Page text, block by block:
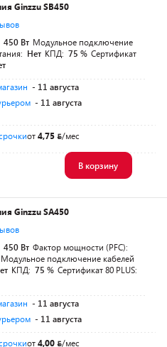
Ginzzu SB450
450 Вт Модульное подключение
Нет КПД: 75 % Сертификат
- 11 августа
- 11 августа
от4,75 /мес
В корзину
Ginzzu SA450
450 Вт Фактор мощности (PFC):
Модульное подключение кабелей
КПД: 75 % Сертификат 80 PLUS:
- 11 августа
- 11 августа
от4,00 /мес